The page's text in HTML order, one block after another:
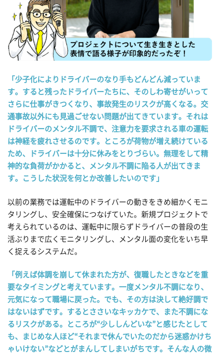
「少子化によりドライバーのなり手もどんどん減っていま
す。すると残ったドライバーたちに、そのしわ寄せがいって
さらに仕事がきつくなり、事故発生のリスクが高くなる。交
通事故以外にも見過ごせない問題が出てきています。それは
ドライバーのメンタル不調で、注意力を要求される車の運転
は神経を疲れさせるのです。ところが荷物が増え続けている
ため、ドライバーは十分に休みをとりづらい。無理をして精
神的な負荷がかかると、メンタル不調に陥る人が出てきま
す。こうした状況を何とか改善したいのです」
以前の業務では運転中のドライバーの動きをきめ細かくモニ
タリングし、安全確保につなげていた。新規プロジェクトで
考えられているのは、運転中に限らずドライバーの普段の生
活ぶりまで広くモニタリングし、メンタル面の変化をいち早
く捉えるシステムだ。
「例えば体調を崩して休まれた方が、復職したときなどを重
要なタイミングと考えています。一度メンタル不調になり、
元気になって職場に戻った。でも、その方は決して絶好調で
はないはずです。するとささいなキッカケで、また不調にな
るリスクがある。ところが“少ししんどいな”と感じたとして
も、まじめな人ほど“それまで休んでいたのだから迷惑かけち
ゃいけない”などとがまんしてしまいがちです。そんな人の微